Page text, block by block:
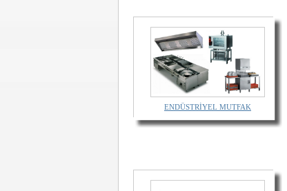
ENDÜSTRİYEL MUTFAK